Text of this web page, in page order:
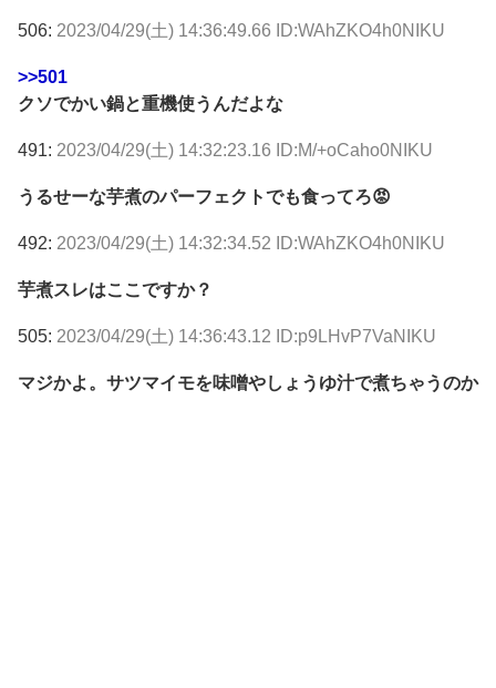
506: 2023/04/29(土) 14:36:49.66 ID:WAhZKO4h0NIKU
>>501
クソでかい鍋と重機使うんだよな
491: 2023/04/29(土) 14:32:23.16 ID:M/+oCaho0NIKU
うるせーな芋煮のパーフェクトでも食ってろ😡
492: 2023/04/29(土) 14:32:34.52 ID:WAhZKO4h0NIKU
芋煮スレはここですか？
505: 2023/04/29(土) 14:36:43.12 ID:p9LHvP7VaNIKU
マジかよ。サツマイモを味噌やしょうゆ汁で煮ちゃうのか